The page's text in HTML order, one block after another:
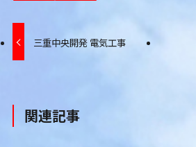
三重中央開発 電気工事
関連記事